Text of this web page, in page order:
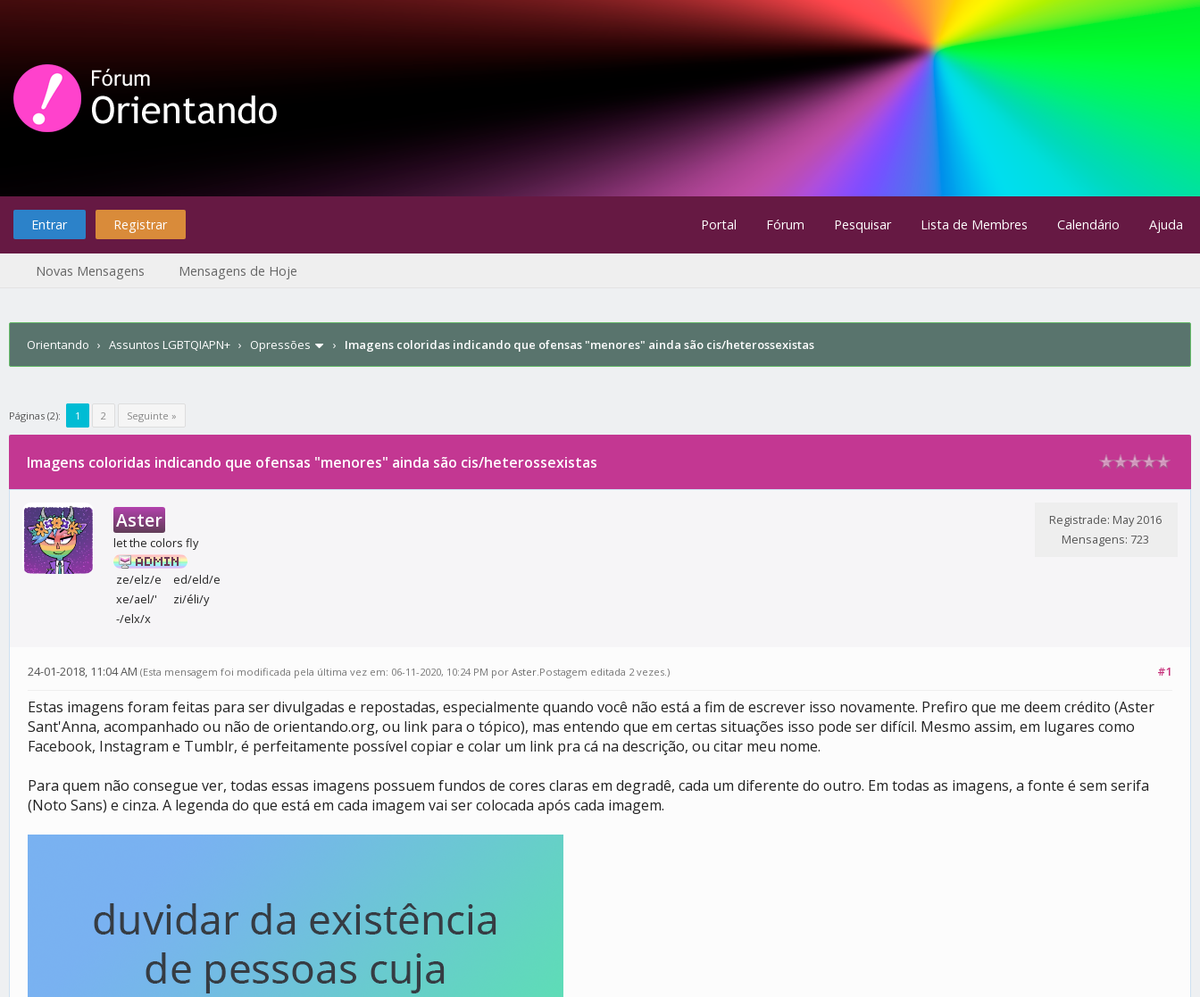
Entrar Registrar Portal Fórum Pesquisar Lista de Membres Calendário Ajuda
Novas Mensagens Mensagens de Hoje
Orientando › Assuntos LGBTQIAPN+ › Opressões › Imagens coloridas indicando que ofensas "menores" ainda são cis/heterossexistas
Páginas (2): 1 2 Seguinte »
0 votos - 0 média
1
2
3
4
5
Imagens coloridas indicando que ofensas "menores" ainda são cis/heterossexistas
Aster
let the colors fly
ze/elz/e
ed/eld/e
xe/ael/'
zi/éli/y
-/elx/x
Registrade: May 2016
Mensagens: 723
#1
24-01-2018, 11:04 AM (Esta mensagem foi modificada pela última vez em: 06-11-2020, 10:24 PM por Aster.Postagem editada 2 vezes.)
Estas imagens foram feitas para ser divulgadas e repostadas, especialmente quando você não está a fim de escrever isso novamente. Prefiro que me deem crédito (Aster
Sant'Anna, acompanhado ou não de orientando.org, ou link para o tópico), mas entendo que em certas situações isso pode ser difícil. Mesmo assim, em lugares como
Facebook, Instagram e Tumblr, é perfeitamente possível copiar e colar um link pra cá na descrição, ou citar meu nome.
Para quem não consegue ver, todas essas imagens possuem fundos de cores claras em degradê, cada um diferente do outro. Em todas as imagens, a fonte é sem serifa
(Noto Sans) e cinza. A legenda do que está em cada imagem vai ser colocada após cada imagem.